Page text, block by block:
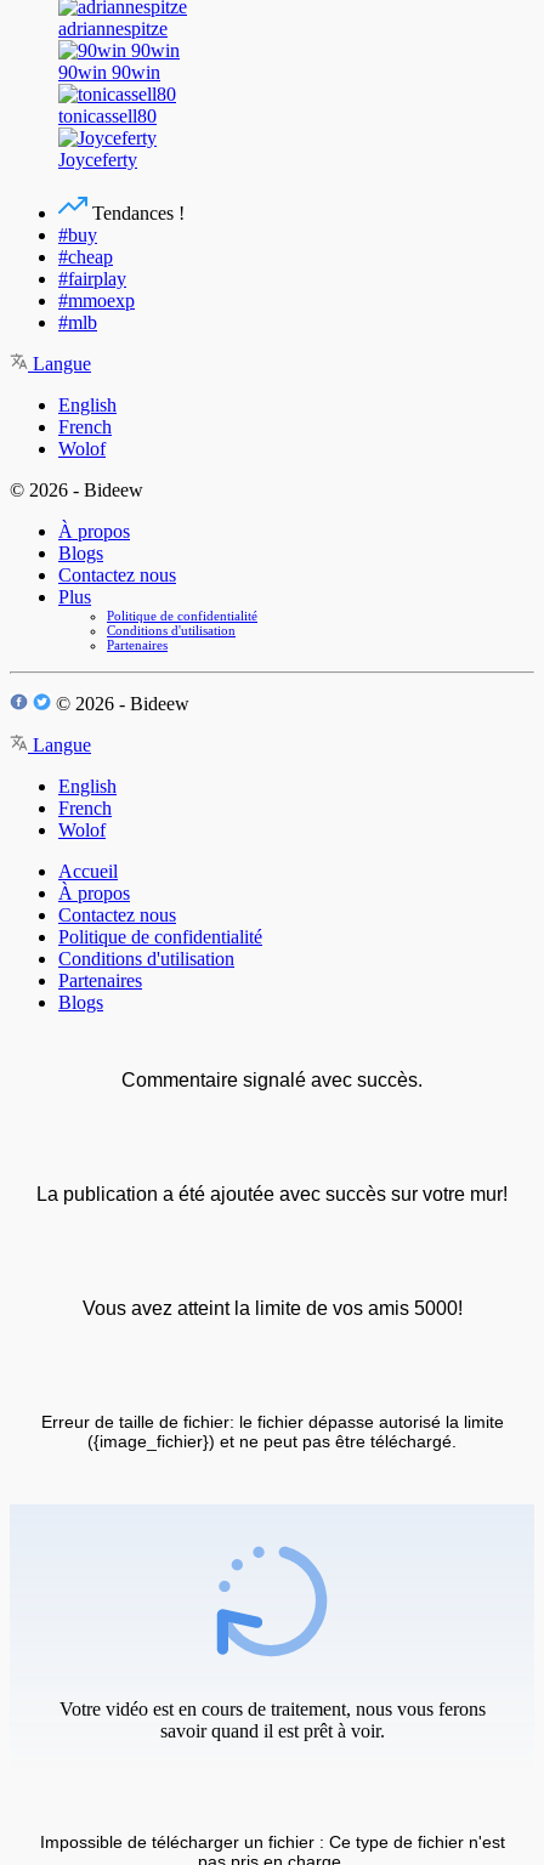
adriannespitze
90win 90win
tonicassell80
Joyceferty
Tendances !
#buy
#cheap
#fairplay
#mmoexp
#mlb
Langue
English
French
Wolof
© 2026 - Bideew
À propos
Blogs
Contactez nous
Plus
Politique de confidentialité
Conditions d'utilisation
Partenaires
© 2026 - Bideew
Langue
English
French
Wolof
Accueil
À propos
Contactez nous
Politique de confidentialité
Conditions d'utilisation
Partenaires
Blogs
Commentaire signalé avec succès.
La publication a été ajoutée avec succès sur votre mur!
Vous avez atteint la limite de vos amis 5000!
Erreur de taille de fichier: le fichier dépasse autorisé la limite
({image_fichier}) et ne peut pas être téléchargé.
Votre vidéo est en cours de traitement, nous vous ferons
savoir quand il est prêt à voir.
Impossible de télécharger un fichier : Ce type de fichier n'est